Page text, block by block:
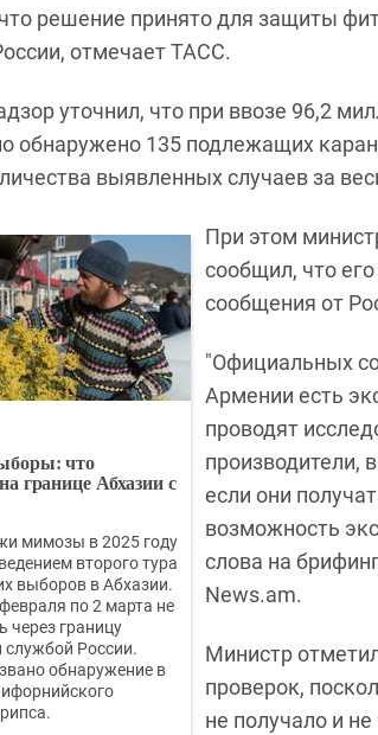
решение принято для защиты
отмечает ТАСС.
уточнил, что при ввозе 96,2
обнаружено 135 подлежащих
выявленных случаев за
что
границе Абхазии с
мимозы в 2025 году
второго тура
выборов в Абхазии.
по 2 марта не
через границу
службой России.
обнаружение в
При этом
сообщил, что
сообщения от
"Официальных
Армении есть
проводят
производители,
если они
возможность
слова на
News.am.
Министр
проверок,
не получало и